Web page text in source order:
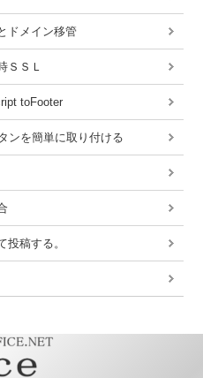
ドメイン移管
ＳＳＬ
toFooter
ンを簡単に取り付ける
投稿する。